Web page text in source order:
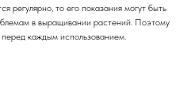
регулярно, то его показания могут быть
в выращивании растений. Поэтому
каждым использованием.